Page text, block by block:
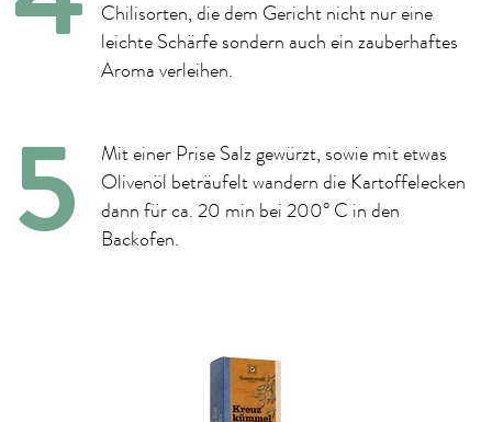
Chilisorten, die dem Gericht nicht nur eine
leichte Schärfe sondern auch ein zauberhaftes
Aroma verleihen.
Mit einer Prise Salz gewürzt, sowie mit etwas
Olivenöl beträufelt wandern die Kartoffelecken
dann für ca. 20 min bei 200° C in den
Backofen.